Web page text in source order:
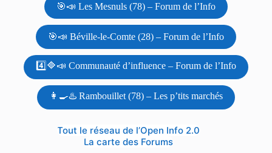
🎯📣 Les Mesnuls (78) – Forum de l’Info
🎯📣 Béville-le-Comte (28) – Forum de l’Info
4️⃣🔷📣 Communauté d’influence – Forum de l’Info
👩‍🍳♨️ Rambouillet (78) – Les p’tits marchés
Tout le réseau de l’Open Info 2.0
La carte des Forums